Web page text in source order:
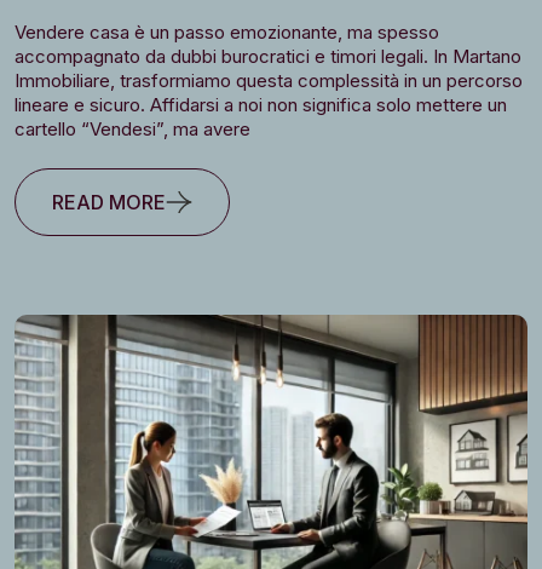
Vendere casa è un passo emozionante, ma spesso
accompagnato da dubbi burocratici e timori legali. In Martano
Immobiliare, trasformiamo questa complessità in un percorso
lineare e sicuro. Affidarsi a noi non significa solo mettere un
cartello “Vendesi”, ma avere
READ MORE